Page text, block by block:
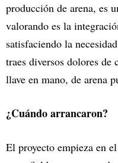
producción de arena, es
valorando es la
satisfaciendo la
traes diversos dolores de
llave en mano, de arena
¿Cuándo arrancaron?
El proyecto empieza en